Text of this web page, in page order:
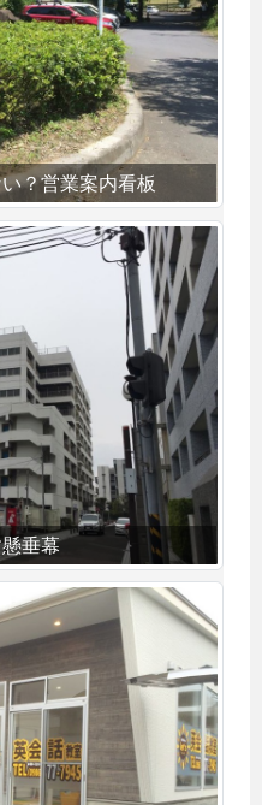
？営業案内看板
垂幕